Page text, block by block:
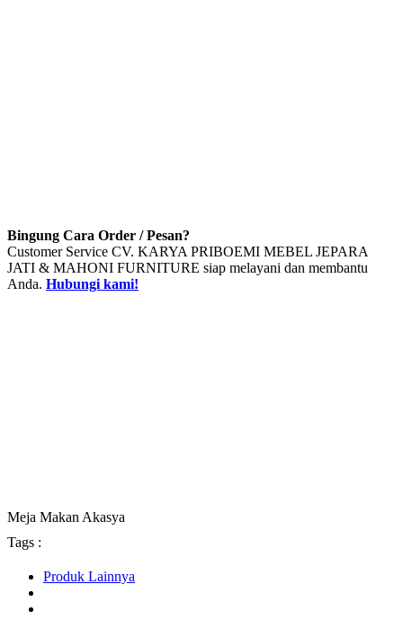
Bingung Cara Order / Pesan?
Customer Service CV. KARYA PRIBOEMI MEBEL JEPARA
JATI & MAHONI FURNITURE siap melayani dan membantu
Anda. Hubungi kami!
Meja Makan Akasya
Tags :
Produk Lainnya